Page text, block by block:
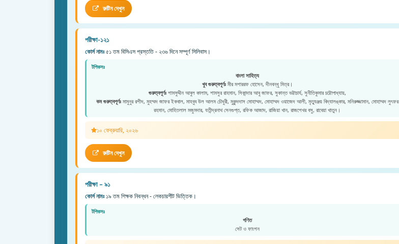
রুটিন দেখুন
পরীক্ষা-১২১
কোর্স নামঃ৫১ তম বিসিএস প্রস্ততি - ২৩৬ দিনে সম্পূর্ণ সিলিবাস।
টপিকসঃ
বাংলা সাহিত্য
খুব গুরুত্বপূর্ণঃমীর মশাররফ হোসেন, দীনবন্ধু মিত্র।
গুরুত্বপূর্ণঃশামসুদ্দীন আবুল কালাম, শামসুর রাহমান, সিকান্দার আবু জাফর, সুকান্ত ভট্টাচার্য, সুনীতিকুমার চট্টোপাধ্যায়,
কম গুরুত্বপূর্ণঃমামুনুর রশীদ, মুহম্মদ জাফর ইকবাল, মাহবুব উল আলম চৌধুরী, মুকুন্দদাস মোহাম্মদ, মোহাম্মদ ওয়াজেদ আলী, মৃত্যুঞ্জয় বিদ্যালঙ্কার, মনিরুজ্জামান, মোহাম্মদ লুৎফর
রহমান, মোহিতলাল মজুমদার, যতীন্দ্রনাথ সেনগুপ্ত, রফিক আজাদ, রাজিয়া খান, রাজশেখর বসু, রাবেয়া খাতুন।
১০ ফেব্রুয়ারি, ২০২৬
রুটিন দেখুন
পরীক্ষা – ৯১
কোর্স নামঃ১৯ তম শিক্ষক নিবন্ধন - লেকচারশীট ভিত্তিক।
টপিকসঃ
গণিত
সেট ও ফাংশন